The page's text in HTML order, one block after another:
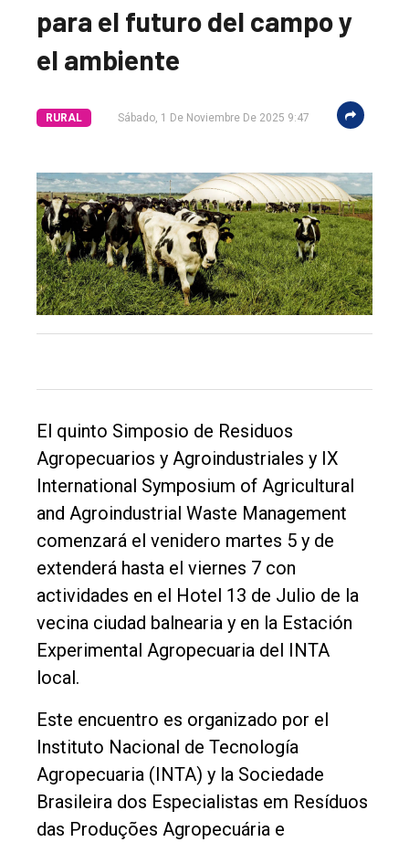
El
único
DIARIO
Balcarce
Int.
General
Política
Cultura
Entrevistas
Rural
Deportes
Fúnebres
Edición
Empresa
Nosotros
Contacto
para el futuro del campo y
el ambiente
RURAL Sábado, 1 De Noviembre De 2025 9:47
El quinto Simposio de Residuos
Agropecuarios y Agroindustriales y IX
International Symposium of Agricultural
and Agroindustrial Waste Management
comenzará el venidero martes 5 y de
extenderá hasta el viernes 7 con
actividades en el Hotel 13 de Julio de la
vecina ciudad balnearia y en la Estación
Experimental Agropecuaria del INTA
local.
Este encuentro es organizado por el
Instituto Nacional de Tecnología
Agropecuaria (INTA) y la Sociedade
Brasileira dos Especialistas em Resíduos
das Produções Agropecuária e